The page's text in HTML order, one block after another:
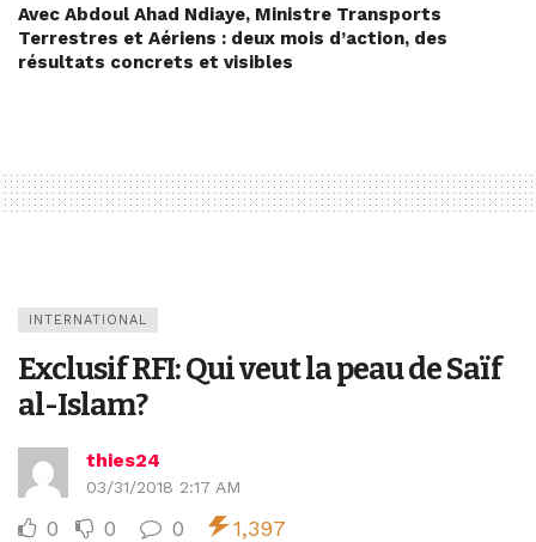
Avec Abdoul Ahad Ndiaye, Ministre Transports
Terrestres et Aériens : deux mois d’action, des
résultats concrets et visibles
INTERNATIONAL
Exclusif RFI: Qui veut la peau de Saïf
al-Islam?
thies24
03/31/2018 2:17 AM
0 0 0 1,397